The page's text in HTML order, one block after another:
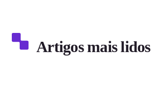
Artigos mais lidos